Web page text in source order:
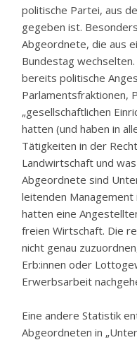
politische Partei, aus
gegeben ist.
Abgeordnete, die aus
Bundestag
bereits politische
Parlamentsfraktionen,
„gesellschaftlichen
hatten (und haben in
Tätigkeiten in der
Landwirtschaft und
Abgeordnete sind
leitenden
hatten eine
freien Wirtschaft. Die
nicht genau
Erb:innen oder
Erwerbsarbeit
Eine andere Statistik
Abgeordneten in